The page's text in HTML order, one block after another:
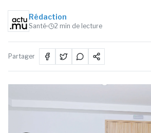
Rédaction
Santé 2 min de lecture
Partager